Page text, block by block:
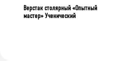
Верстак столярный «Опытный
мастер» Ученический